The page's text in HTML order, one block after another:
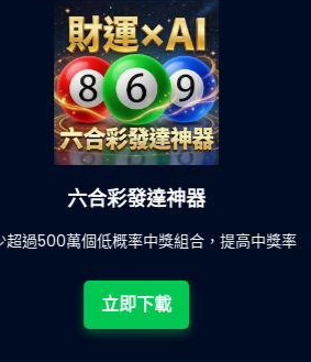
六合彩發達神器
500萬個低概率中獎組合，提高中獎率
立即下載